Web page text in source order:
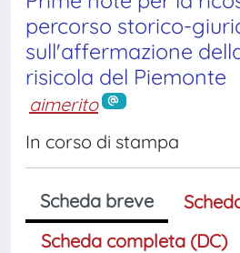
percorso storico-
sull'affermazione
risicola del Piemonte
aimerito
In corso di stampa
Scheda breve
Scheda completa (DC)